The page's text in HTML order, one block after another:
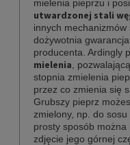
mielenia pieprzu i
utwardzonej stali
innych
dożywotnia
producenta. Ardingly
mielenia ,
stopnia zmielenia
przez co zmienia się
Grubszy pieprz
zmielony, np. do sosu
prosty sposób można
zdjęcie jego górnej